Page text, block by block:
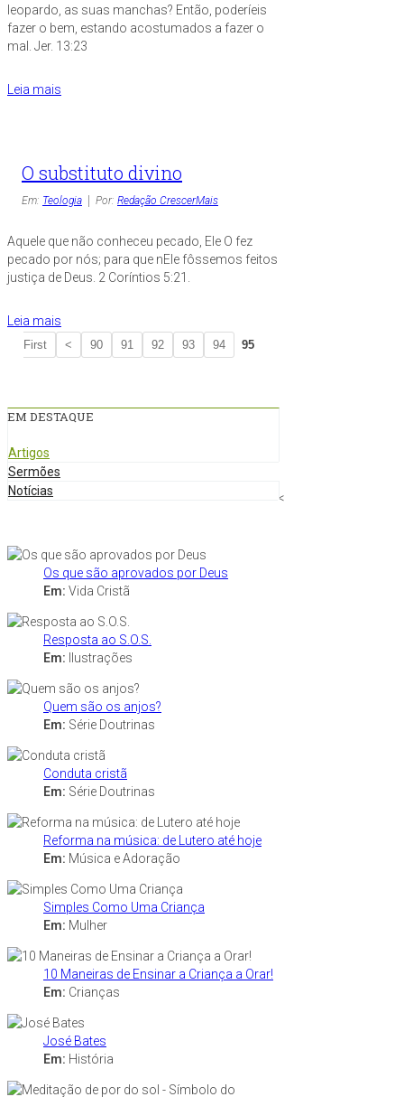
leopardo, as suas manchas? Então, poderíeis
fazer o bem, estando acostumados a fazer o
mal. Jer. 13:23
Leia mais
O substituto divino
Em: Teologia Por: Redação CrescerMais
Aquele que não conheceu pecado, Ele O fez
pecado por nós; para que nEle fôssemos feitos
justiça de Deus. 2 Coríntios 5:21.
Leia mais
First < 90 91 92 93 94 95
EM DESTAQUE
Artigos
Sermões
Notícias
Os que são aprovados por Deus
Em: Vida Cristã
Resposta ao S.O.S.
Em: Ilustrações
Quem são os anjos?
Em: Série Doutrinas
Conduta cristã
Em: Série Doutrinas
Reforma na música: de Lutero até hoje
Em: Música e Adoração
Simples Como Uma Criança
Em: Mulher
10 Maneiras de Ensinar a Criança a Orar!
Em: Crianças
José Bates
Em: História
<